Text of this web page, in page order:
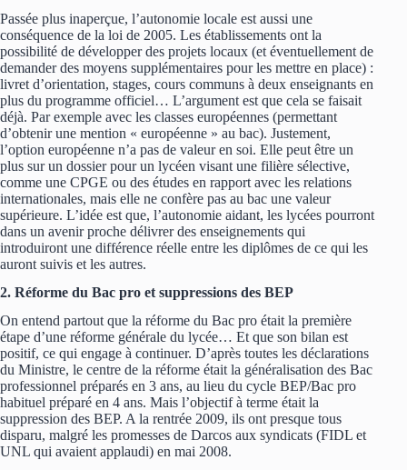
Passée plus inaperçue, l’autonomie locale est aussi une
conséquence de la loi de 2005. Les établissements ont la
possibilité de développer des projets locaux (et éventuellement de
demander des moyens supplémentaires pour les mettre en place) :
livret d’orientation, stages, cours communs à deux enseignants en
plus du programme officiel… L’argument est que cela se faisait
déjà. Par exemple avec les classes européennes (permettant
d’obtenir une mention « européenne » au bac). Justement,
l’option européenne n’a pas de valeur en soi. Elle peut être un
plus sur un dossier pour un lycéen visant une filière sélective,
comme une CPGE ou des études en rapport avec les relations
internationales, mais elle ne confère pas au bac une valeur
supérieure. L’idée est que, l’autonomie aidant, les lycées pourront
dans un avenir proche délivrer des enseignements qui
introduiront une différence réelle entre les diplômes de ce qui les
auront suivis et les autres.
2. Réforme du Bac pro et suppressions des BEP
On entend partout que la réforme du Bac pro était la première
étape d’une réforme générale du lycée… Et que son bilan est
positif, ce qui engage à continuer. D’après toutes les déclarations
du Ministre, le centre de la réforme était la généralisation des Bac
professionnel préparés en 3 ans, au lieu du cycle BEP/Bac pro
habituel préparé en 4 ans. Mais l’objectif à terme était la
suppression des BEP. A la rentrée 2009, ils ont presque tous
disparu, malgré les promesses de Darcos aux syndicats (FIDL et
UNL qui avaient applaudi) en mai 2008.